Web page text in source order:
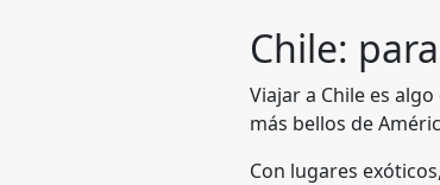
Chile:
Viajar a Chile es
más bellos de
Con lugares